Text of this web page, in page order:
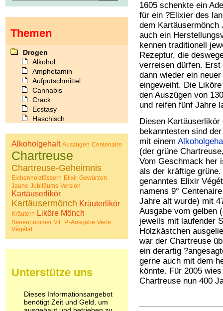
1605 schenkte ein
für ein ?Elixier des
dem
auch ein
kennen traditionell
Rezeptur, die
verreisen dürfen. Erst
dann wieder ein
eingeweiht. Die
den Auszügen von
und reifen fünf Jahre
Diesen
bekanntesten sind
mit einem
(der grüne
Vom Geschmack her
als der kräftige
genanntes Elixir
namens 9°
Jahre alt wurde) mit
Ausgabe vom gelben
jeweils mit laufender
Holzkästchen
war der Chartreuse
ein derartig
gerne auch mit dem
könnte. Für 2005
Chartreuse nun 400
Themen
Drogen
Alkohol
Amphetamin
Aufputschmittel
Cannabis
Crack
Ecstasy
Haschisch
Koffein
Kokain
Lachgas
LSD
Marihuana
Medikamente
Meskalin
Metamphetamin
Methadon
Muskatnuss
Nikotin
Pilze
Schlafmittel
Schmerzmittel
Alkoholgehalt Auszügen Centenaire
Chartreuse
Chartreuse-Geheimnis
Eichenholzfässern Elixir Gewürzen
Jaune Jubiläums-Version
Kartäuserlikör
Kartäusermönch Kräuterlikör
Kräutern Liköre Mönch
Seriennummer V.E.P.-Ausgabe Verte
Végétal
Unterstütze uns
Dieses Informationsangebot
benötigt Zeit und Geld, um